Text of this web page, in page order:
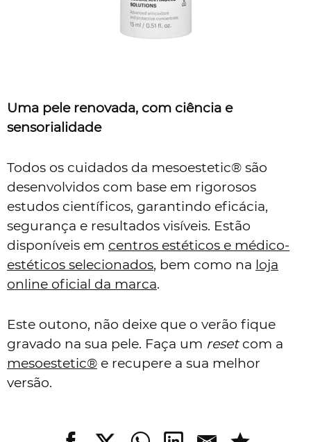
Uma pele renovada, com ciência e
sensorialidade
Todos os cuidados da mesoestetic® são
desenvolvidos com base em rigorosos
estudos científicos, garantindo eficácia,
segurança e resultados visíveis. Estão
disponíveis em centros estéticos e médico-
estéticos selecionados, bem como na loja
online oficial da marca.
Este outono, não deixe que o verão fique
gravado na sua pele. Faça um resetcom a
mesoestetic® e recupere a sua melhor
versão.